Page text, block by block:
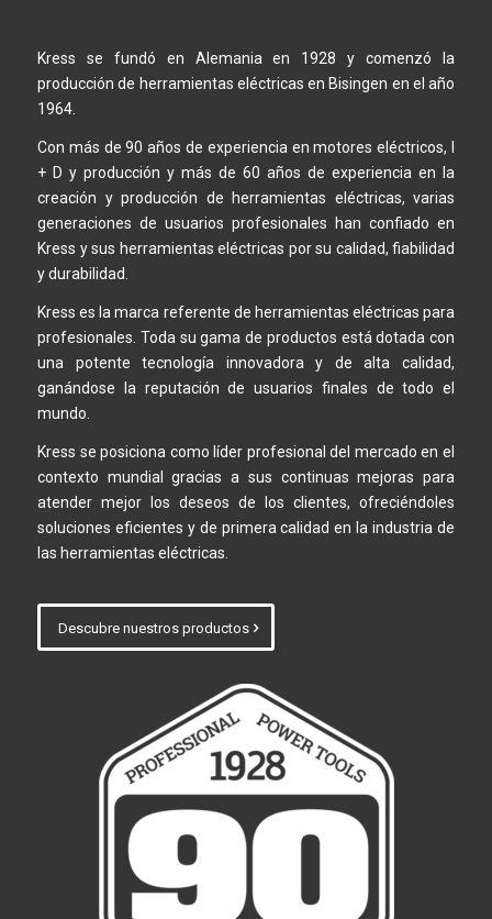
Kress se fundó en Alemania en 1928 y comenzó la
producción de herramientas eléctricas en Bisingen en el año
1964.
Con más de 90 años de experiencia en motores eléctricos, I
+ D y producción y más de 60 años de experiencia en la
creación y producción de herramientas eléctricas, varias
generaciones de usuarios profesionales han confiado en
Kress y sus herramientas eléctricas por su calidad, fiabilidad
y durabilidad.
Kress es la marca referente de herramientas eléctricas para
profesionales. Toda su gama de productos está dotada con
una potente tecnología innovadora y de alta calidad,
ganándose la reputación de usuarios finales de todo el
mundo.
Kress se posiciona como líder profesional del mercado en el
contexto mundial gracias a sus continuas mejoras para
atender mejor los deseos de los clientes, ofreciéndoles
soluciones eficientes y de primera calidad en la industria de
las herramientas eléctricas.
Descubre nuestros productos